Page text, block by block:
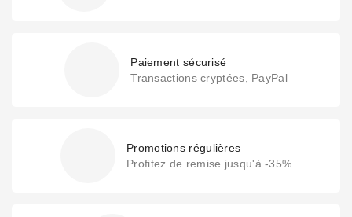
Paiement sécurisé
Transactions cryptées, PayPal
Promotions régulières
Profitez de remise jusqu'à -35%